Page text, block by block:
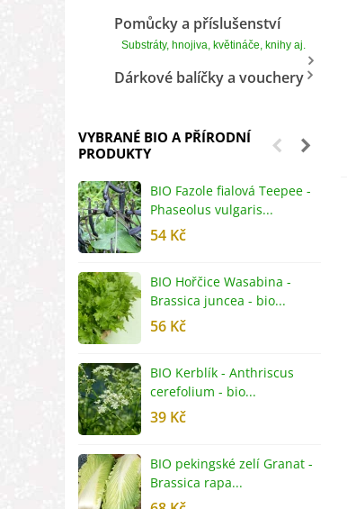
Pomůcky a příslušenství
Substráty, hnojiva, květináče, knihy aj.
Dárkové balíčky a vouchery
VYBRANÉ BIO A PŘÍRODNÍ
PRODUKTY
BIO Fazole fialová Teepee -
Phaseolus vulgaris...
54 Kč
BIO Hořčice Wasabina -
Brassica juncea - bio...
56 Kč
BIO Kerblík - Anthriscus
cerefolium - bio...
39 Kč
BIO pekingské zelí Granat -
Brassica rapa...